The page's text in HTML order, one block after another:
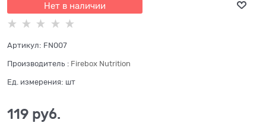
Нет в наличии
Артикул: FN007
Производитель : Firebox Nutrition
Ед. измерения: шт
119 руб.